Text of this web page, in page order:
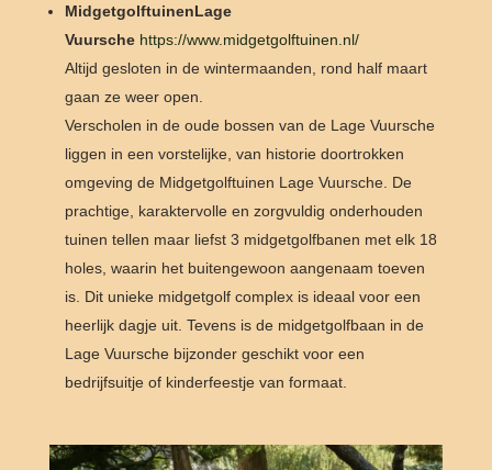
MidgetgolftuinenLage
Vuursche https://www.midgetgolftuinen.nl/
Altijd gesloten in de wintermaanden, rond half maart
gaan ze weer open.
Verscholen in de oude bossen van de Lage Vuursche
liggen in een vorstelijke, van historie doortrokken
omgeving de Midgetgolftuinen Lage Vuursche. De
prachtige, karaktervolle en zorgvuldig onderhouden
tuinen tellen maar liefst 3 midgetgolfbanen met elk 18
holes, waarin het buitengewoon aangenaam toeven
is. Dit unieke midgetgolf complex is ideaal voor een
heerlijk dagje uit. Tevens is de midgetgolfbaan in de
Lage Vuursche bijzonder geschikt voor een
bedrijfsuitje of kinderfeestje van formaat.